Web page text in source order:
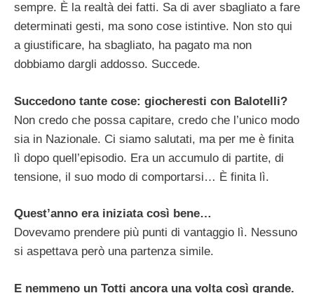
sempre. È la realtà dei fatti. Sa di aver sbagliato a fare
determinati gesti, ma sono cose istintive. Non sto qui
a giustificare, ha sbagliato, ha pagato ma non
dobbiamo dargli addosso. Succede.
Succedono tante cose: giocheresti con Balotelli?
Non credo che possa capitare, credo che l’unico modo
sia in Nazionale. Ci siamo salutati, ma per me è finita
lì dopo quell’episodio. Era un accumulo di partite, di
tensione, il suo modo di comportarsi… È finita lì.
Quest’anno era iniziata così bene…
Dovevamo prendere più punti di vantaggio lì. Nessuno
si aspettava però una partenza simile.
E nemmeno un Totti ancora una volta così grande.